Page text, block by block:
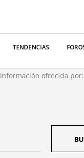
TENDENCIAS
Información ofrecida por: